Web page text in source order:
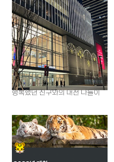
행복했던 친구와의 대전 나들이